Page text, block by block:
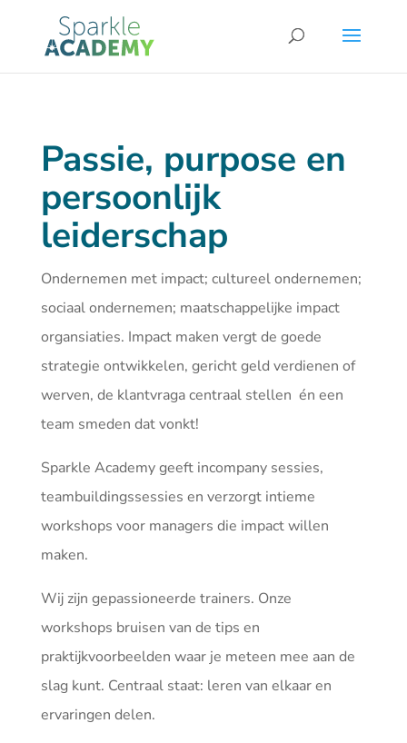
Passie, purpose en
persoonlijk
leiderschap
Ondernemen met impact; cultureel ondernemen;
sociaal ondernemen; maatschappelijke impact
organsiaties. Impact maken vergt de goede
strategie ontwikkelen, gericht geld verdienen of
werven, de klantvraga centraal stellen én een
team smeden dat vonkt!
Sparkle Academy geeft incompany sessies,
teambuildingssessies en verzorgt intieme
workshops voor managers die impact willen
maken.
Wij zijn gepassioneerde trainers. Onze
workshops bruisen van de tips en
praktijkvoorbeelden waar je meteen mee aan de
slag kunt. Centraal staat: leren van elkaar en
ervaringen delen.